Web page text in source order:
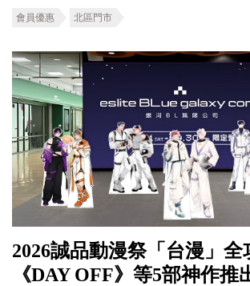
會員優惠 北區門市
2026誠品動漫祭「台漫」全
《DAY OFF》等5部神作推